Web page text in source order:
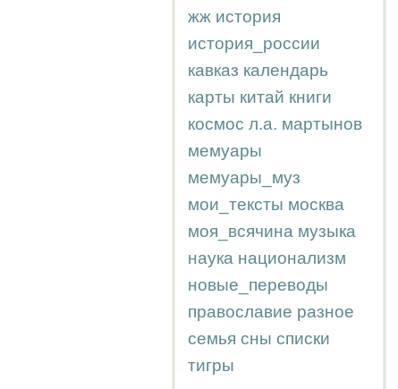
жж история
история_россии
кавказ календарь
карты китай книги
космос л.а. мартынов
мемуары
мемуары_муз
мои_тексты москва
моя_всячина музыка
наука национализм
новые_переводы
православие разное
семья сны списки
тигры